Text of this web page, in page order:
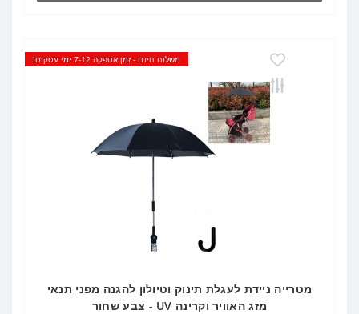
משלוח חינם - זמן אספקה 7-12 ימי עסקים!
מטרייה ניידת לעגלת תינוק וטיולון להגנה מפני תנאי
מזג האוויר וקרינה UV - צבע שחור